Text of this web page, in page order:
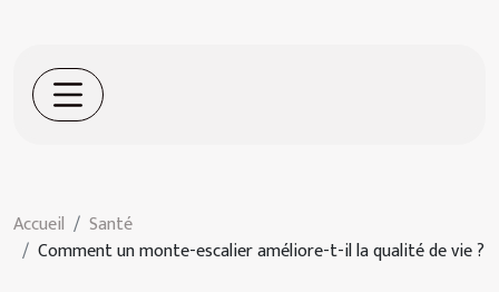
Accueil
Santé
Comment un monte-escalier améliore-t-il la qualité de vie ?